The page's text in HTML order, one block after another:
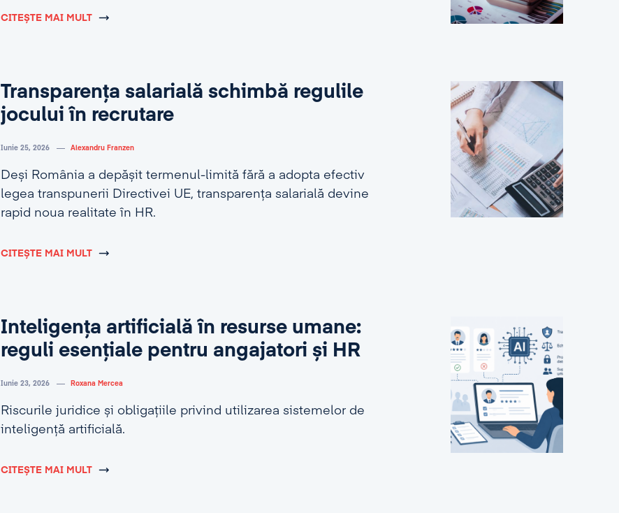
CITEȘTE MAI MULT
Transparența salarială schimbă regulile
jocului în recrutare
Iunie 25, 2026 Alexandru Franzen
Deși România a depășit termenul-limită fără a adopta efectiv
legea transpunerii Directivei UE, transparența salarială devine
rapid noua realitate în HR.
CITEȘTE MAI MULT
Inteligența artificială în resurse umane:
reguli esențiale pentru angajatori și HR
Iunie 23, 2026 Roxana Mercea
Riscurile juridice și obligațiile privind utilizarea sistemelor de
inteligență artificială.
CITEȘTE MAI MULT